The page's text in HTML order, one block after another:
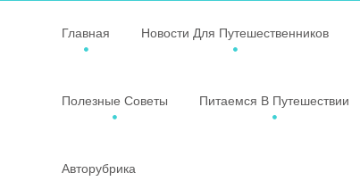
Главная Новости Для Путешественников
Полезные Советы Питаемся В Путешествии
Авторубрика